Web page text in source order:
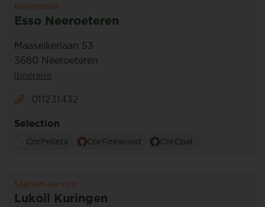
Revendeur
Esso Neeroeteren
Maaseikerlaan 53
3680 Neeroeteren
Itinéraire
011231432
Selection
CorPellets CorFirewood CorCoal
Station-service
Lukoil Kuringen